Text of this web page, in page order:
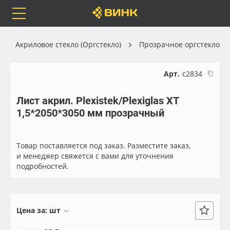
Каталог
Бренды
Оплата
Весь каталог
Самоклеящиеся плёнки
Чернила
Акриловое стекло (Оргстекло) Прозрачное оргстекло
Арт. с2834
Лист акрил. Plexistek/Plexiglas XT
1,5*2050*3050 мм прозрачный
Товар поставляется под заказ. Разместите заказ,
и менеджер свяжется с вами для уточнения
подробностей.
Цена за: шт